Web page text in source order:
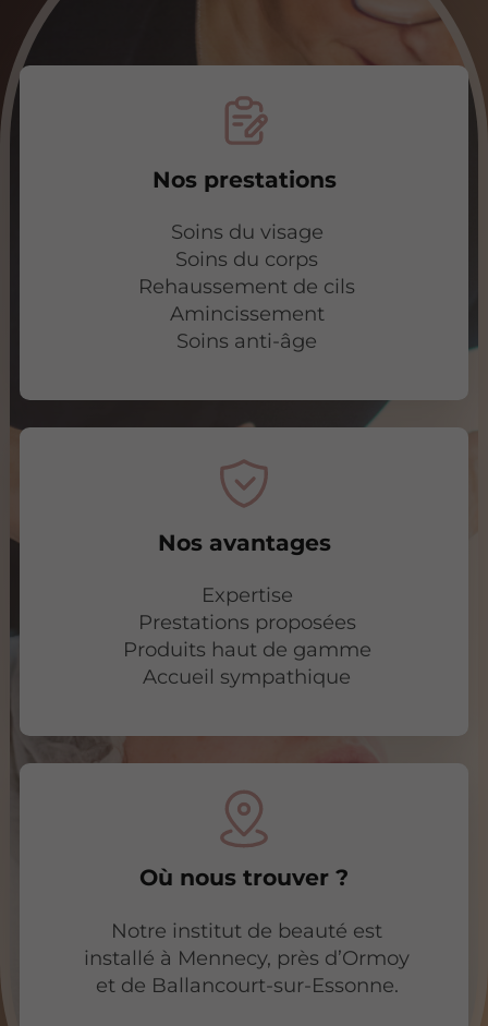
Nos prestations
Soins du visage
Soins du corps
Rehaussement de cils
Amincissement
Soins anti-âge
Nos avantages
Expertise
Prestations proposées
Produits haut de gamme
Accueil sympathique
Où nous trouver ?
Notre institut de beauté est
installé à Mennecy, près d’Ormoy
et de Ballancourt-sur-Essonne.